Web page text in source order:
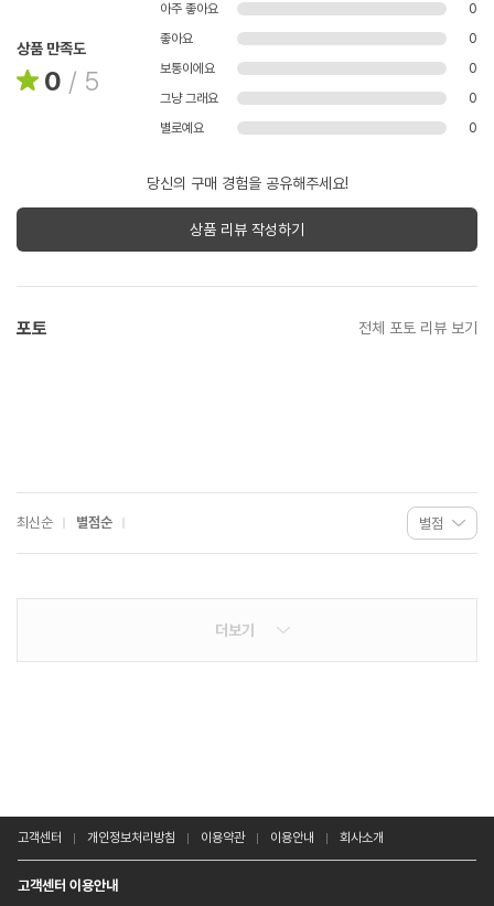
상품 만족도
0 / 5
아주 좋아요
0
좋아요
0
보통이에요
0
그냥 그래요
0
별로예요
0
당신의 구매 경험을 공유해주세요!
상품 리뷰 작성하기
포토 전체 포토 리뷰 보기
최신순 별점순
더보기
고객센터 개인정보처리방침 이용약관 이용안내 회사소개
고객센터 이용안내